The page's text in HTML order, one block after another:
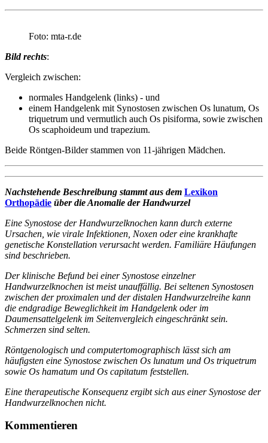
Foto: mta-r.de
Bild rechts:
Vergleich zwischen:
normales Handgelenk (links) - und
einem Handgelenk mit Synostosen zwischen Os lunatum, Os
triquetrum und vermutlich auch Os pisiforma, sowie zwischen
Os scaphoideum und trapezium.
Beide Röntgen-Bilder stammen von 11-jährigen Mädchen.
Nachstehende Beschreibung stammt aus dem Lexikon
Orthopädie über die Anomalie der Handwurzel
Eine Synostose der Handwurzelknochen kann durch externe
Ursachen, wie virale Infektionen, Noxen oder eine krankhafte
genetische Konstellation verursacht werden. Familiäre Häufungen
sind beschrieben.
Der klinische Befund bei einer Synostose einzelner
Handwurzelknochen ist meist unauffällig. Bei seltenen Synostosen
zwischen der proximalen und der distalen Handwurzelreihe kann
die endgradige Beweglichkeit im Handgelenk oder im
Daumensattelgelenk im Seitenvergleich eingeschränkt sein.
Schmerzen sind selten.
Röntgenologisch und computertomographisch lässt sich am
häufigsten eine Synostose zwischen Os lunatum und Os triquetrum
sowie Os hamatum und Os capitatum feststellen.
Eine therapeutische Konsequenz ergibt sich aus einer Synostose der
Handwurzelknochen nicht.
Kommentieren